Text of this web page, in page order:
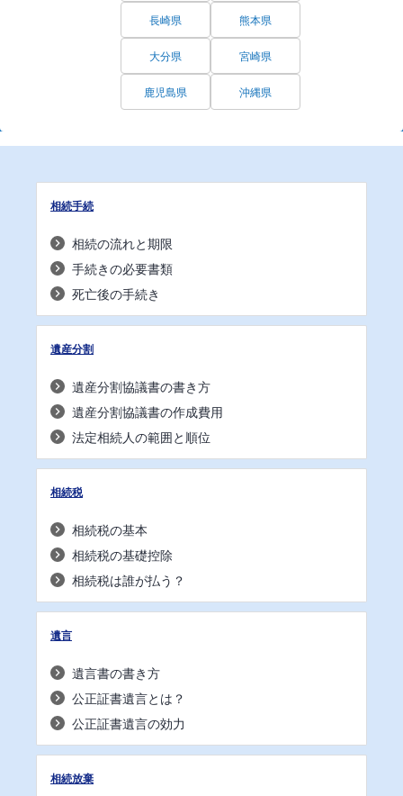
長崎県 熊本県
大分県 宮崎県
鹿児島県 沖縄県
相続手続
相続の流れと期限
手続きの必要書類
死亡後の手続き
遺産分割
遺産分割協議書の書き方
遺産分割協議書の作成費用
法定相続人の範囲と順位
相続税
相続税の基本
相続税の基礎控除
相続税は誰が払う？
遺言
遺言書の書き方
公正証書遺言とは？
公正証書遺言の効力
相続放棄